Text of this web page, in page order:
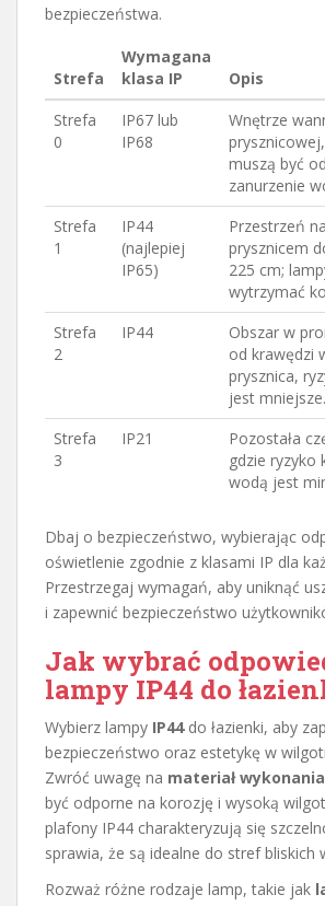
bezpieczeństwa.
Strefa
Wymagana
klasa IP
Opis
Strefa
0
IP67 lub
IP68
Wnętrze
muszą być
zanurzenie
Strefa
1
IP44
(najlepiej
IP65)
Przestrzeń
prysznicem
225 cm;
wytrzymać
Strefa
2
IP44
Obszar w
od krawędzi
prysznica,
jest mniejsze.
Strefa
3
IP21
Pozostała
gdzie ryzyko
wodą jest
Dbaj o bezpieczeństwo, wybierając
oświetlenie zgodnie z klasami IP dla
Przestrzegaj wymagań, aby uniknąć
i zapewnić bezpieczeństwo
Jak wybrać
lampy IP44 do
Wybierz lampy IP44do łazienki, aby
bezpieczeństwo oraz estetykę w
Zwróć uwagę na materiał wykonania
być odporne na korozję i wysoką
plafony IP44 charakteryzują się
sprawia, że są idealne do stref bliskich
Rozważ różne rodzaje lamp, takie jak